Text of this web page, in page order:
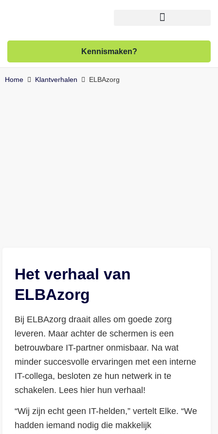
Kennismaken?
Home Klantverhalen ELBAzorg
Het verhaal van
ELBAzorg
Bij ELBAzorg draait alles om goede zorg
leveren. Maar achter de schermen is een
betrouwbare IT-partner onmisbaar. Na wat
minder succesvolle ervaringen met een interne
IT-collega, besloten ze hun netwerk in te
schakelen. Lees hier hun verhaal!
“Wij zijn echt geen IT-helden,” vertelt Elke. “We
hadden iemand nodig die makkelijk